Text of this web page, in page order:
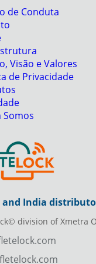
de Conduta
Visão e Valores
de Privacidade
Somos
and India
division of Xmetra